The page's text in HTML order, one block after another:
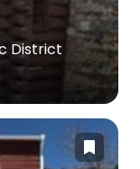
District